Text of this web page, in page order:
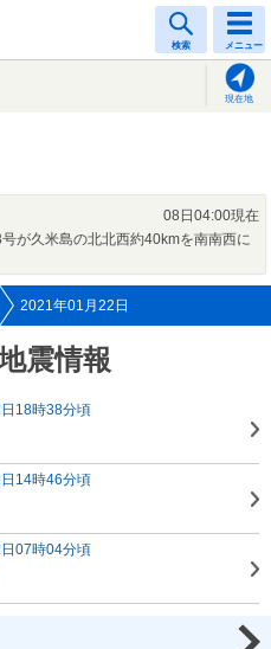
検索 メニュー
現在地
08日04:00現在
が久米島の北北西約40kmを南南西に
2021年01月22日
震情報
18時38分頃
14時46分頃
07時04分頃